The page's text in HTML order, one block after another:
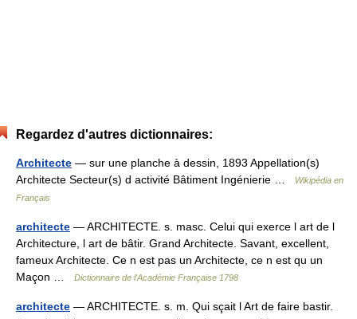
Regardez d'autres dictionnaires:
Architecte — sur une planche à dessin, 1893 Appellation(s)
Architecte Secteur(s) d activité Bâtiment Ingénierie …
Wikipédia en
Français
architecte — ARCHITECTE. s. masc. Celui qui exerce l art de l
Architecture, l art de bâtir. Grand Architecte. Savant, excellent,
fameux Architecte. Ce n est pas un Architecte, ce n est qu un
Maçon …
Dictionnaire de l'Académie Française 1798
architecte — ARCHITECTE. s. m. Qui sçait l Art de faire bastir.